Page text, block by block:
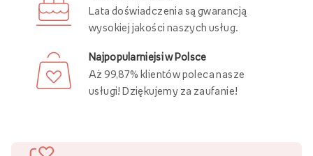
Lata doświadczenia są gwarancją
wysokiej jakości naszych usług.
Najpopularniejsi w Polsce
Aż 99,87% klientów poleca nasze
usługi! Dziękujemy za zaufanie!